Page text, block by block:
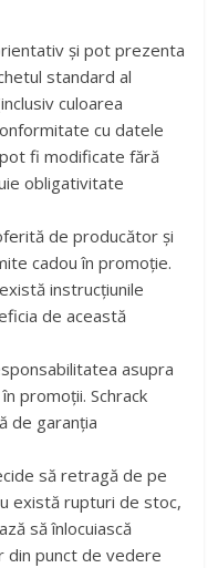
și pot prezenta
standard al
culoarea
cu datele
fi modificate fără
obligativitate
de producător și
cadou în promoție.
instrucțiunile
de această
asupra
promoţii. Schrack
de garanția
să retragă de pe
există rupturi de stoc,
să înlocuiască
din punct de vedere